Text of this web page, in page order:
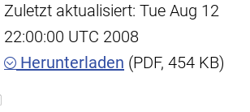
Zuletzt aktualisiert: Tue Aug 12
22:00:00 UTC 2008
Herunterladen (PDF, 454 KB)